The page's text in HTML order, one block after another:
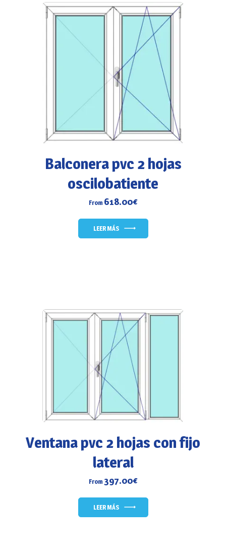
Balconera pvc 2 hojas
oscilobatiente
From 618.00€
LEER MÁS
Ventana pvc 2 hojas con fijo
lateral
From 397.00€
LEER MÁS